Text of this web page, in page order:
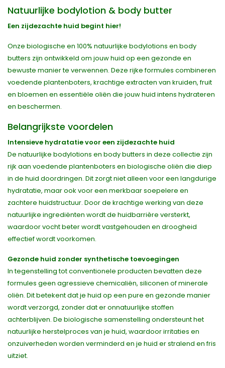
Natuurlijke bodylotion & body butter
Een zijdezachte huid begint hier!
Onze biologische en 100% natuurlijke bodylotions en body
butters zijn ontwikkeld om jouw huid op een gezonde en
bewuste manier te verwennen. Deze rijke formules combineren
voedende plantenboters, krachtige extracten van kruiden, fruit
en bloemen en essentiële oliën die jouw huid intens hydrateren
en beschermen.
Belangrijkste voordelen
Intensieve hydratatie voor een zijdezachte huid
De natuurlijke bodylotions en body butters in deze collectie zijn
rijk aan voedende plantenboters en biologische oliën die diep
in de huid doordringen. Dit zorgt niet alleen voor een langdurige
hydratatie, maar ook voor een merkbaar soepelere en
zachtere huidstructuur. Door de krachtige werking van deze
natuurlijke ingrediënten wordt de huidbarrière versterkt,
waardoor vocht beter wordt vastgehouden en droogheid
effectief wordt voorkomen.
Gezonde huid zonder synthetische toevoegingen
In tegenstelling tot conventionele producten bevatten deze
formules geen agressieve chemicaliën, siliconen of minerale
oliën. Dit betekent dat je huid op een pure en gezonde manier
wordt verzorgd, zonder dat er onnatuurlijke stoffen
achterblijven. De biologische samenstelling ondersteunt het
natuurlijke herstelproces van je huid, waardoor irritaties en
onzuiverheden worden verminderd en je huid er stralend en fris
uitziet.